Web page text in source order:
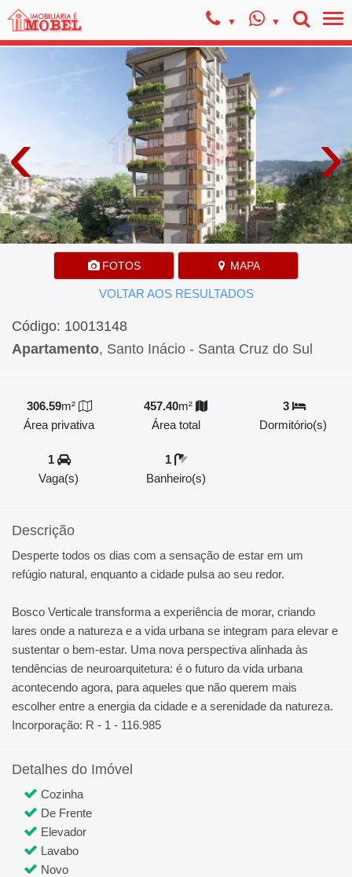
‹ ›
FOTOS MAPA
VOLTAR AOS RESULTADOS
Código: 10013148
Apartamento, Santo Inácio - Santa Cruz do Sul
306.59m²
Área privativa
457.40m²
Área total
3
Dormitório(s)
1
Vaga(s)
1
Banheiro(s)
Descrição
Desperte todos os dias com a sensação de estar em um
refúgio natural, enquanto a cidade pulsa ao seu redor.
Bosco Verticale transforma a experiência de morar, criando
lares onde a natureza e a vida urbana se integram para elevar e
sustentar o bem-estar. Uma nova perspectiva alinhada às
tendências de neuroarquitetura: é o futuro da vida urbana
acontecendo agora, para aqueles que não querem mais
escolher entre a energia da cidade e a serenidade da natureza.
Incorporação: R - 1 - 116.985
Detalhes do Imóvel
Cozinha
De Frente
Elevador
Lavabo
Novo